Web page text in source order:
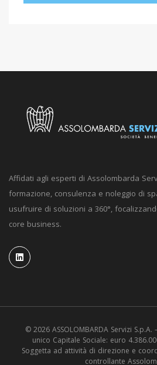
Affidati agli esperti di Assolombarda
formazione, consulenza e noleggio di
usufruire di soluzioni a 360°,
core business.
© 2026 ASSOLOMBARDA Servizi
unico Capitale Sociale: euro
Soggetta ad attività di direzione e
controllante